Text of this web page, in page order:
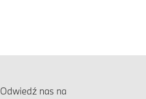
Odwiedź nas na